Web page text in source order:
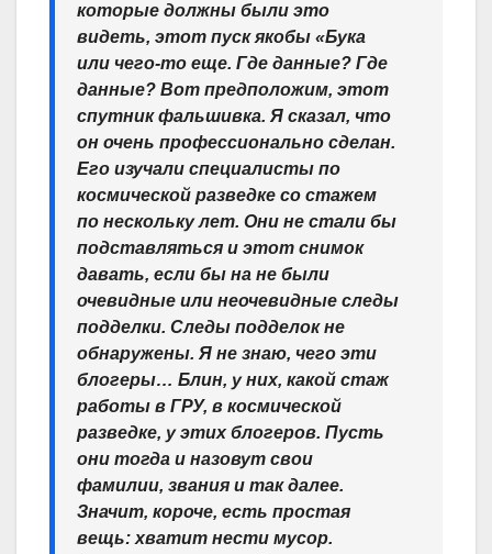
которые должны были это
видеть, этот пуск якобы «Бука
или чего-то еще. Где данные? Где
данные? Вот предположим, этот
спутник фальшивка. Я сказал, что
он очень профессионально сделан.
Его изучали специалисты по
космической разведке со стажем
по нескольку лет. Они не стали бы
подставляться и этот снимок
давать, если бы на не были
очевидные или неочевидные следы
подделки. Следы подделок не
обнаружены. Я не знаю, чего эти
блогеры… Блин, у них, какой стаж
работы в ГРУ, в космической
разведке, у этих блогеров. Пусть
они тогда и назовут свои
фамилии, звания и так далее.
Значит, короче, есть простая
вещь: хватит нести мусор.